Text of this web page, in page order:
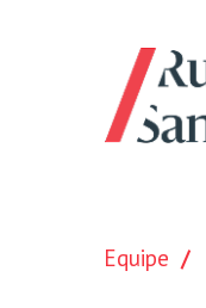
Equipe